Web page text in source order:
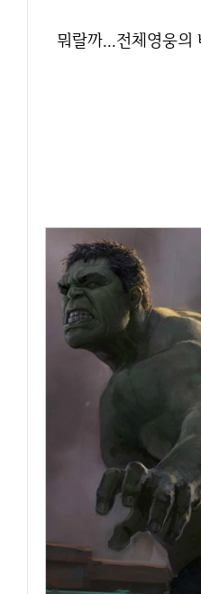
뭐랄까...전체영웅의 비중이, 어벤져스1보다는 다소 떨어지는 경향이 좀 있었던 것 같다는 느낌을 받았